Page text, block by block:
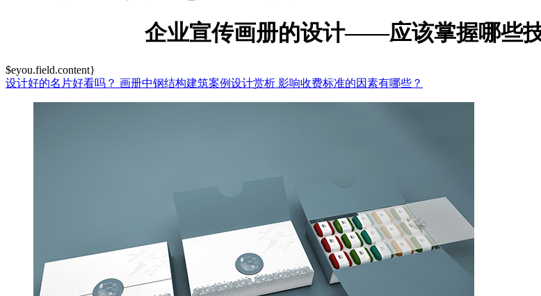
企业宣传画册的设计——应该掌握哪些
$eyou.field.content}
设计好的名片好看吗？ 画册中钢结构建筑案例设计赏析 影响收费标准的因素有哪些？